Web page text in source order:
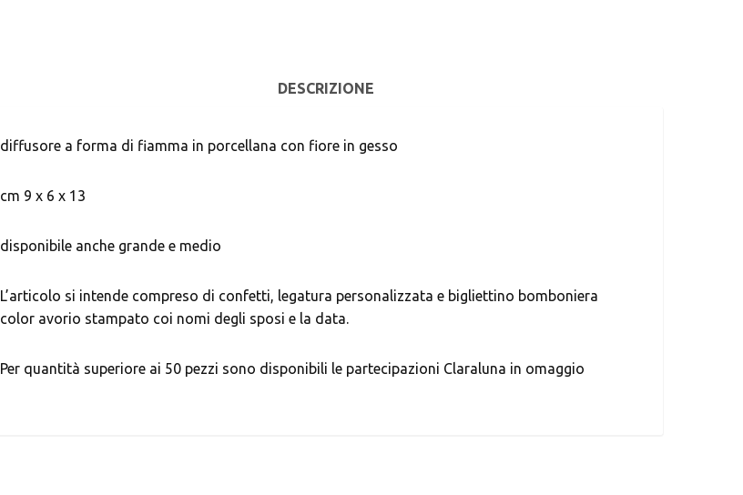
DESCRIZIONE
diffusore a forma di fiamma in porcellana con fiore in gesso
cm 9 x 6 x 13
disponibile anche grande e medio
L’articolo si intende compreso di confetti, legatura personalizzata e bigliettino bomboniera
color avorio stampato coi nomi degli sposi e la data.
Per quantità superiore ai 50 pezzi sono disponibili le partecipazioni Claraluna in omaggio